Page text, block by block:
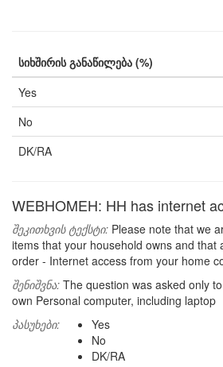
სიხშირის განაწილება (%)
Yes
No
DK/RA
WEBHOMEH: HH has internet
შეკითხვის ტექსტი: Please note that we
items that your household owns and that
order - Internet access from your home
შენიშვნა: The question was asked only
own Personal computer, including laptop
პასუხები:
Yes
No
DK/RA